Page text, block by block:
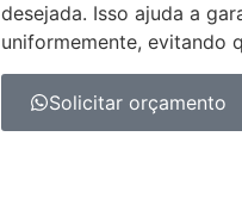
desejada. Isso ajuda a
uniformemente, evitando
Solicitar orçamento